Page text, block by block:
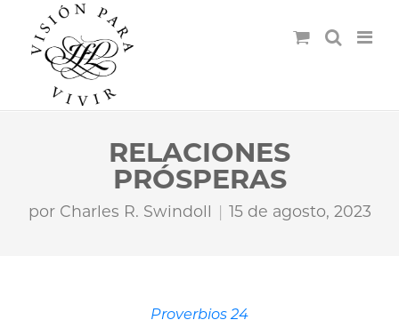
RELACIONES
PRÓSPERAS
por Charles R. Swindoll 15 de agosto, 2023
Proverbios 24